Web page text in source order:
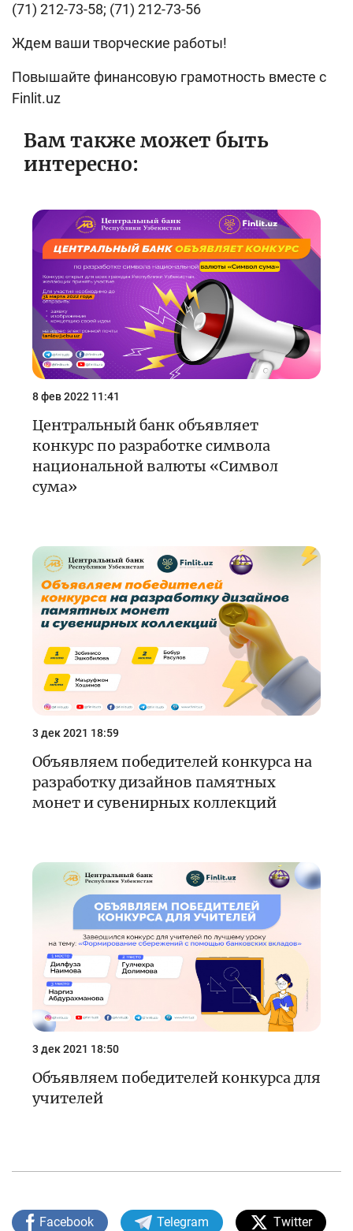
(71) 212-73-58; (71) 212-73-56
Ждем ваши творческие работы!
Повышайте финансовую грамотность вместе с
Finlit.uz
Вам также может быть
интересно:
8 фев 2022 11:41
Центральный банк объявляет
конкурс по разработке символа
национальной валюты «Символ
сума»
3 дек 2021 18:59
Объявляем победителей конкурса на
разработку дизайнов памятных
монет и сувенирных коллекций
3 дек 2021 18:50
Объявляем победителей конкурса для
учителей
Facebook Telegram Twitter